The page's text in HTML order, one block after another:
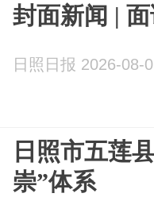
封面新闻 |
日照日报 2026-08-
日照市五莲
崇”体系